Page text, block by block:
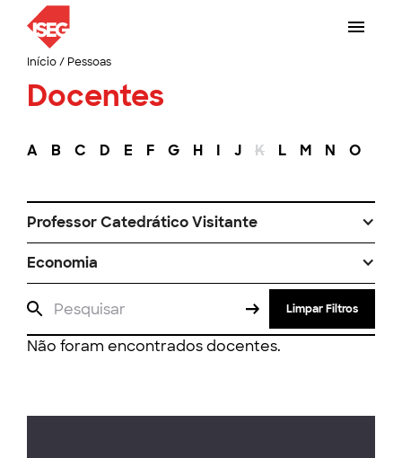
Início/ Pessoas
Docentes
A B C D E F G H I J K L M N O
Professor Catedrático Visitante
Economia
Limpar Filtros
Não foram encontrados docentes.